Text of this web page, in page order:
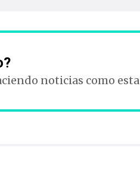
noticias como esta